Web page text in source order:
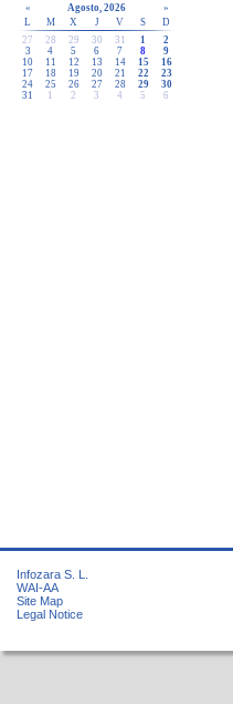
« Agosto, 2026
»
L
M X J V S
D
27
28 29 30 31 1
2
3
4 5 6 7 8
9
10
11 12 13 14 15
16
17
18 19 20 21 22
23
24
25 26 27 28 29
30
31
1 2 3 4 5 6
Infozara S. L.
WAI-AA
Site Map
Legal Notice